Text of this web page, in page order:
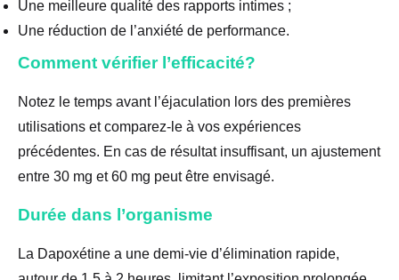
Une meilleure qualité des rapports intimes ;
Une réduction de l’anxiété de performance.
Comment vérifier l’efficacité?
Notez le temps avant l’éjaculation lors des premières
utilisations et comparez-le à vos expériences
précédentes. En cas de résultat insuffisant, un ajustement
entre 30 mg et 60 mg peut être envisagé.
Durée dans l’organisme
La Dapoxétine a une demi-vie d’élimination rapide,